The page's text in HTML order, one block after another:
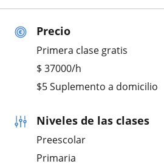
Precio
Primera clase gratis
$ 37000/h
$5 Suplemento a domicilio
Niveles de las clases
Preescolar
Primaria